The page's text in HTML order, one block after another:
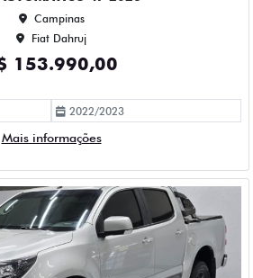
2018/2019
Mais informações